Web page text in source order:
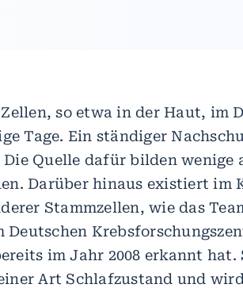
so etwa in der Haut, im
Tage. Ein ständiger
Quelle dafür bilden wenige
Darüber hinaus existiert im
Stammzellen, wie das
Deutschen
im Jahr 2008 erkannt
Art Schlafzustand und